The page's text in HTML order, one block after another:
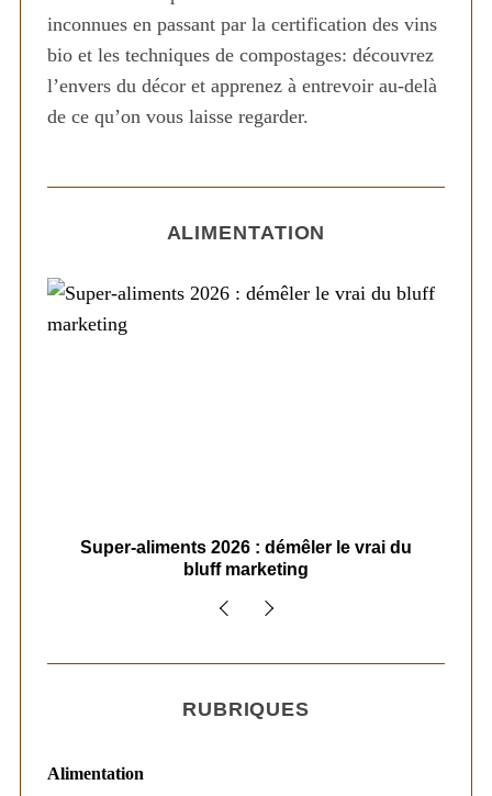
inconnues en passant par la certification des vins
bio et les techniques de compostages: découvrez
l’envers du décor et apprenez à entrevoir au-delà
de ce qu’on vous laisse regarder.
ALIMENTATION
Super-aliments 2026 : démêler le vrai du
bluff marketing
RUBRIQUES
Alimentation